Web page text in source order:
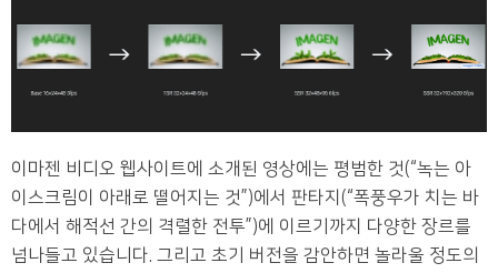
이마젠 비디오 웹사이트에 소개된 영상에는 평범한 것(“녹는 아
이스크림이 아래로 떨어지는 것”)에서 판타지(“폭풍우가 치는 바
다에서 해적선 간의 격렬한 전투”)에 이르기까지 다양한 장르를
넘나들고 있습니다. 그리고 초기 버전을 감안하면 놀라울 정도의